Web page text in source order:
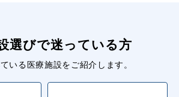
選びで迷っている方
いる医療施設をご紹介します。